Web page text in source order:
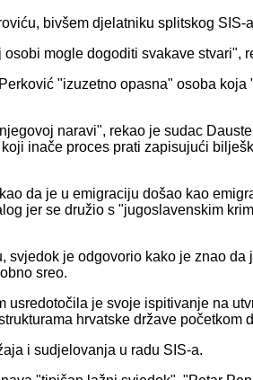
bivšem djelatniku splitskog SIS-
mogle dogoditi svakave stvari",
"izuzetno opasna" osoba koja
naravi", rekao je sudac
inače proces prati zapisujući
da je u emigraciju došao kao
jer se družio s "jugoslavenskim
svjedok je odgovorio kako je znao da
sreo.
usredotočila je svoje ispitivanje na
hrvatske države početkom
i sudjelovanja u radu SIS-a.